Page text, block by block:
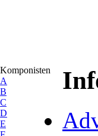
Komponisten
A
B
C
D
E